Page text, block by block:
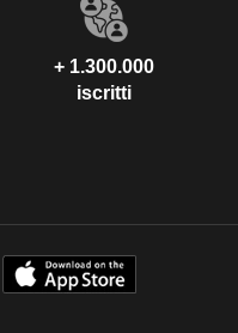
+ 1.300.000
iscritti